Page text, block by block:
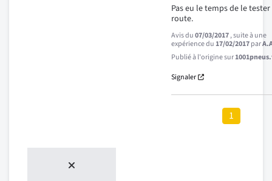
Pas eu le temps de le
route.
Avis du07/03/2017, suite à une
expérience du17/02/2017par
Publié à l'origine sur
Signaler
1